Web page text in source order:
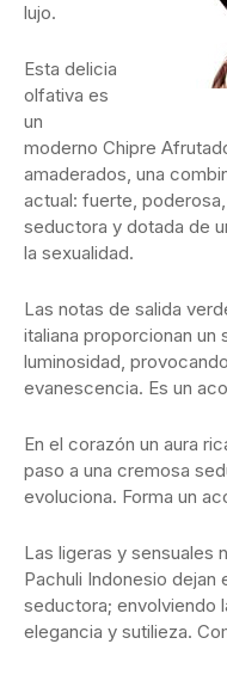
lujo.
Esta delicia
olfativa es
un
moderno Chipre
amaderados, una
actual: fuerte,
seductora y dotada de
la sexualidad.
Las notas de salida
italiana proporcionan
luminosidad,
evanescencia. Es un
En el corazón un aura
paso a una cremosa
evoluciona. Forma un
Las ligeras y sensuales
Pachuli Indonesio dejan
seductora; envolviendo
elegancia y sutilieza.